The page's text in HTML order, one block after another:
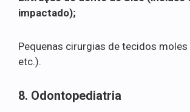
impactado);
Pequenas cirurgias de tecidos
etc.).
8. Odontopediatria